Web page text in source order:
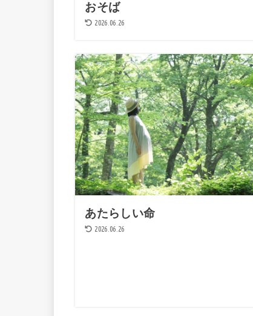
おそば
2026.06.26
あたらしい命
2026.06.26